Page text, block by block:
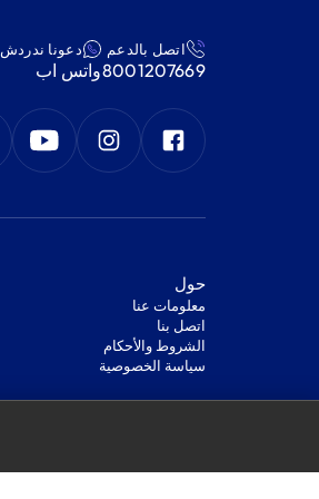
اتصل بالدعم
8001207669
دعونا ندردش
واتس اب
‫حول‬
معلومات عنا
اتصل بنا
‫الشروط والأحكام‬
‫سياسة الخصوصية‬
السجل التجاري: 1010178850